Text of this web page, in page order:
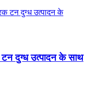
दुग्ध उत्पादन के साथ